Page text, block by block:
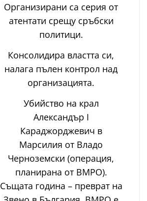
Организирани са серия от
атентати срещу сръбски
политици.
Консолидира властта си,
налага пълен контрол над
организацията.
Убийство на крал
Александър I
Караджорджевич в
Марсилия от Владо
Черноземски (операция,
планирана от ВМРО).
Същата година – преврат на